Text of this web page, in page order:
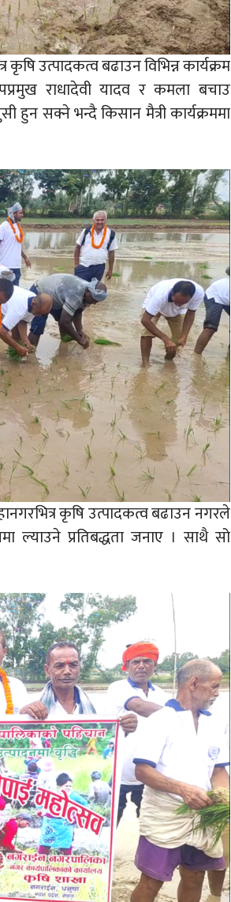
उत्पादकत्व बढाउन विभिन्न कार्यक्रम
राधादेवी यादव र कमला बचाउ
सक्ने भन्दै किसान मैत्री कार्यक्रममा
कृषि उत्पादकत्व बढाउन नगरले
ल्याउने प्रतिबद्धता जनाए । साथै सो